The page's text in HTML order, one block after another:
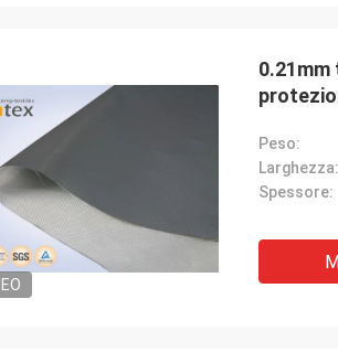
Peso:
Larghezza:
Spessore: